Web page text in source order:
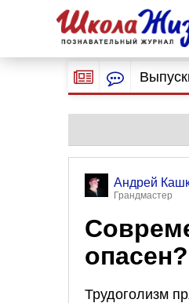
Андрей
Грандмастер
опасен?
Трудоголизм